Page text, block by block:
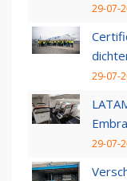
29-07-
29-07-
29-07-